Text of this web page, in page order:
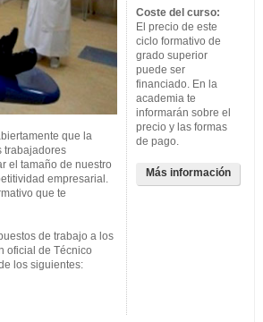
que la
trabajadores
el tamaño de nuestro
empresarial.
que te
de trabajo a los
oficial de Técnico
los siguientes:
Coste del curso:
El precio de este
ciclo formativo de
grado superior
puede ser
financiado. En la
academia te
informarán sobre el
precio y las formas
de pago.
Más información